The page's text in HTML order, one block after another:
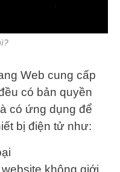
Web cung cấp
có bản quyền
có ứng dụng để
bị điện tử như:
không giới